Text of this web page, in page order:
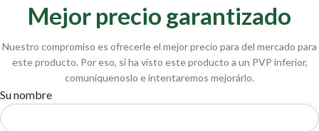
Mejor precio garantizado
Nuestro compromiso es ofrecerle el mejor precio para del mercado para
este producto. Por eso, si ha visto este producto a un PVP inferior,
comuníquenoslo e intentaremos mejorárlo.
Su nombre